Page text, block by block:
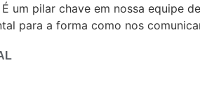
um pilar chave em nossa equipe
para a forma como nos